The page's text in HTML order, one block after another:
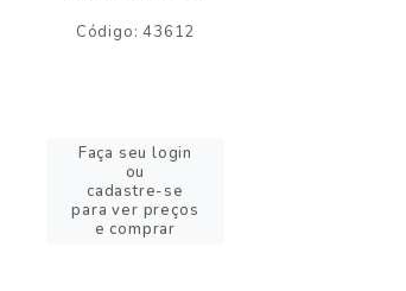
Código: 43612
Faça seu login
ou
cadastre-se
para ver preços
e comprar